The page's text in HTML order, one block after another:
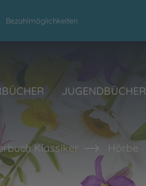
Bezahlmöglichkeiten
JUGENDBÜCHER
Klassiker Hörbe